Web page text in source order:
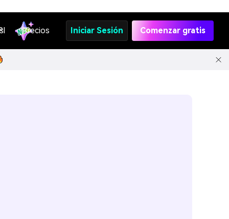
Precios Iniciar Sesión Comenzar gratis